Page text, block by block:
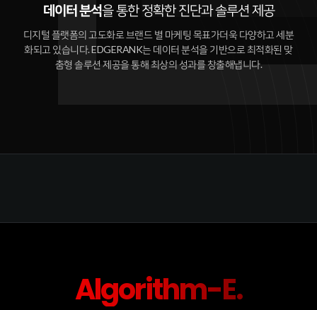
데이터 분석을 통한 정확한 진단과 솔루션 제공
디지털 플랫폼의 고도화로 브랜드 별 마케팅 목표가더욱 다양하고 세분
화되고 있습니다. EDGERANK는 데이터 분석을 기반으로 최적화된 맞
춤형 솔루션 제공을 통해 최상의 성과를 창출해냅니다.
Algorithm-E.